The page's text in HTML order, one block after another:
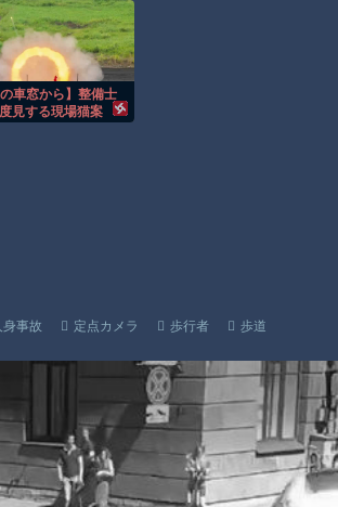
の車窓から】整備士
見する現場猫案
身事故 定点カメラ 歩行者 歩道